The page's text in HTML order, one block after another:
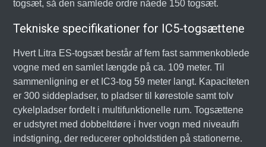
togsæt, så den samlede ordre nåede 150 togsæt.
Tekniske specifikationer for IC5-togsættene
Hvert Litra ES-togsæt består af fem fast sammenkoblede
vogne med en samlet længde på ca. 109 meter. Til
sammenligning er et IC3-tog 59 meter langt. Kapaciteten
er 300 siddepladser, to pladser til kørestole samt tolv
cykelpladser fordelt i multifunktionelle rum. Togsættene
er udstyret med dobbeltdøre i hver vogn med niveaufri
indstigning, der reducerer opholdstiden på stationerne.